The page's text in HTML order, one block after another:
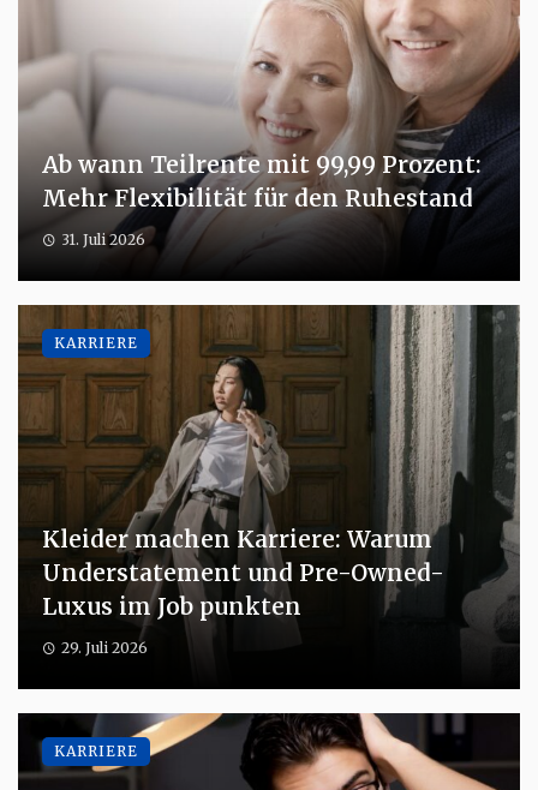
Ab wann Teilrente mit 99,99 Prozent:
Mehr Flexibilität für den Ruhestand
31. Juli 2026
Kleider machen Karriere: Warum
Understatement und Pre-Owned-
Luxus im Job punkten
29. Juli 2026
KARRIERE
KARRIERE